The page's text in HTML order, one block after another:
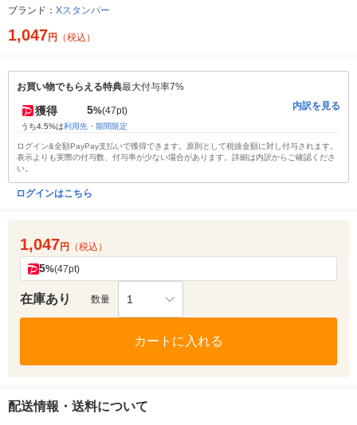
ブランド： Xスタンパー
1,047円 （税込）
お買い物でもらえる特典最大付与率7%
獲得 5%(47pt)
うち4.5%は利用先・期間限定
内訳を見る
ログイン&全額PayPay支払いで獲得できます。原則として税抜金額に対し付与されます。
表示よりも実際の付与数、付与率が少ない場合があります。詳細は内訳からご確認くださ
い。
ログインはこちら
1,047円 （税込）
5%(47pt)
在庫あり 数量 1
カートに入れる
配送情報・送料について